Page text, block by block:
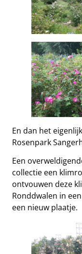
En dan het
Rosenpark
Een
collectie een
ontvouwen deze
Ronddwalen in
een nieuw plaatje.